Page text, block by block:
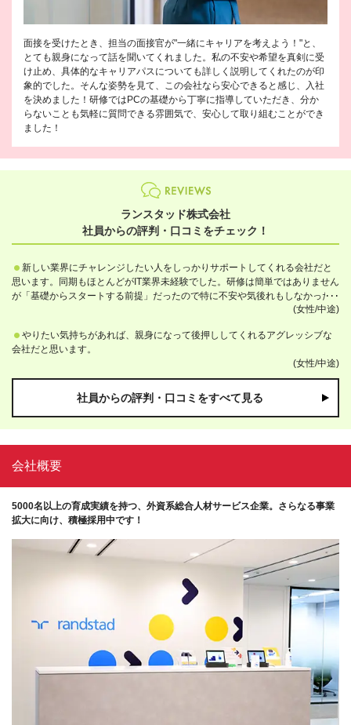
面接を受けたとき、担当の面接官が"一緒にキャリアを考えよう！"と、
とても親身になって話を聞いてくれました。私の不安や希望を真剣に受
け止め、具体的なキャリアパスについても詳しく説明してくれたのが印
象的でした。そんな姿勢を見て、この会社なら安心できると感じ、入社
を決めました！研修ではPCの基礎から丁寧に指導していただき、分か
らないことも気軽に質問できる雰囲気で、安心して取り組むことができ
ました！
ランスタッド株式会社
社員からの評判・口コミをチェック！
新しい業界にチャレンジしたい人をしっかりサポートしてくれる会社だと
思います。同期もほとんどがIT業界未経験でした。研修は簡単ではありません
が「基礎からスタートする前提」だったので特に不安や気後れもしなかった
(女性/中途)
やりたい気持ちがあれば、親身になって後押ししてくれるアグレッシブな
会社だと思います。
(女性/中途)
社員からの評判・口コミをすべて見る
会社概要
5000名以上の育成実績を持つ、外資系総合人材サービス企業。さらなる事業
拡大に向け、積極採用中です！